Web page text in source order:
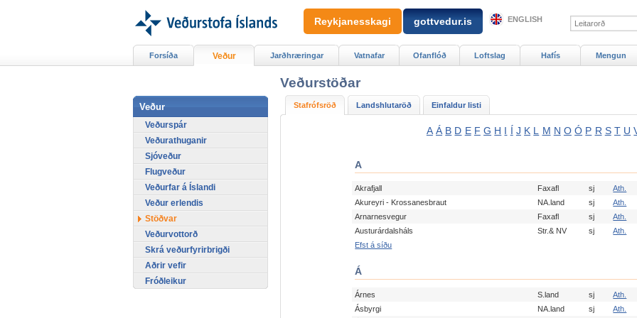
Veðurstöðar
Stafrófsröð Landshlutaröð Einfaldur listi
A Á B D E F G H I Í J K L M N O Ó P R S T U
A
Akrafjall Faxafl sj Ath.
Akureyri - Krossanesbraut
NA.land sj Ath.
Arnarnesvegur
Faxafl sj Ath.
Austurárdalsháls
Str.& NV sj Ath.
Efst á síðu
Á
Árnes S.land sj Ath.
Ásbyrgi
NA.land sj Ath.
Forsíða Veður Jarðhræringar Vatnafar Ofanflóð Loftslag Hafís Mengun
Veður
Veðurspár
Veðurathuganir
Sjóveður
Flugveður
Veðurfar á Íslandi
Veður erlendis
Stöðvar
Veðurvottorð
Skrá veðurfyrirbrigði
Aðrir vefir
Fróðleikur
Reykjanesskagi gottvedur.is ENGLISH